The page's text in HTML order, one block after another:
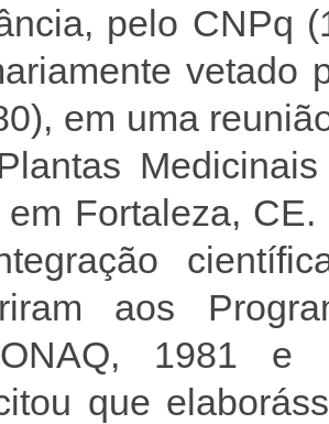
pelo CNPq
vetado
em uma
em Fortaleza,
aos
1981 e
que